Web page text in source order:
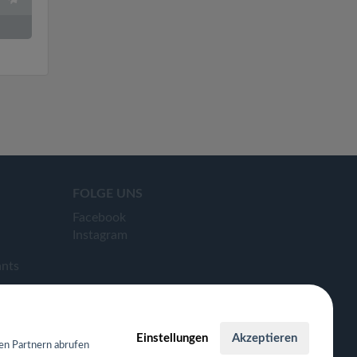
FOLGE UNS
Facebook
Instagram
Partnern abrufen
Einstellungen Akzeptieren